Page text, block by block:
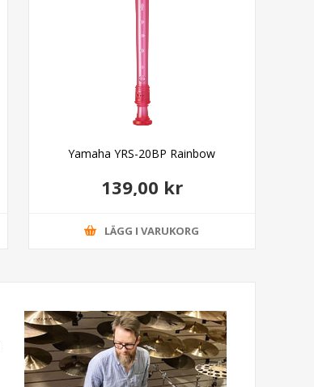
Yamaha YRS-20BP Rainbow
139,00 kr
LÄGG I VARUKORG